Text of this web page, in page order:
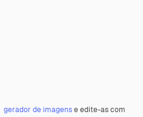
gerador de imagense edite-as com